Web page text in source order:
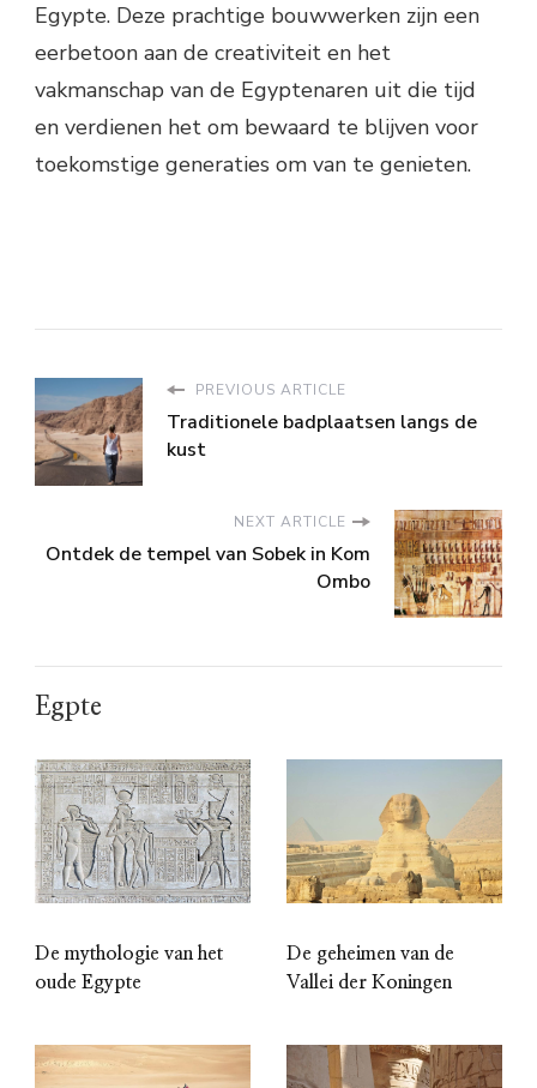
Egypte. Deze prachtige bouwwerken zijn een
eerbetoon aan de creativiteit en het
vakmanschap van de Egyptenaren uit die tijd
en verdienen het om bewaard te blijven voor
toekomstige generaties om van te genieten.
PREVIOUS ARTICLE
Traditionele badplaatsen langs de
kust
NEXT ARTICLE
Ontdek de tempel van Sobek in Kom
Ombo
Egpte
De mythologie van het
oude Egypte
De geheimen van de
Vallei der Koningen